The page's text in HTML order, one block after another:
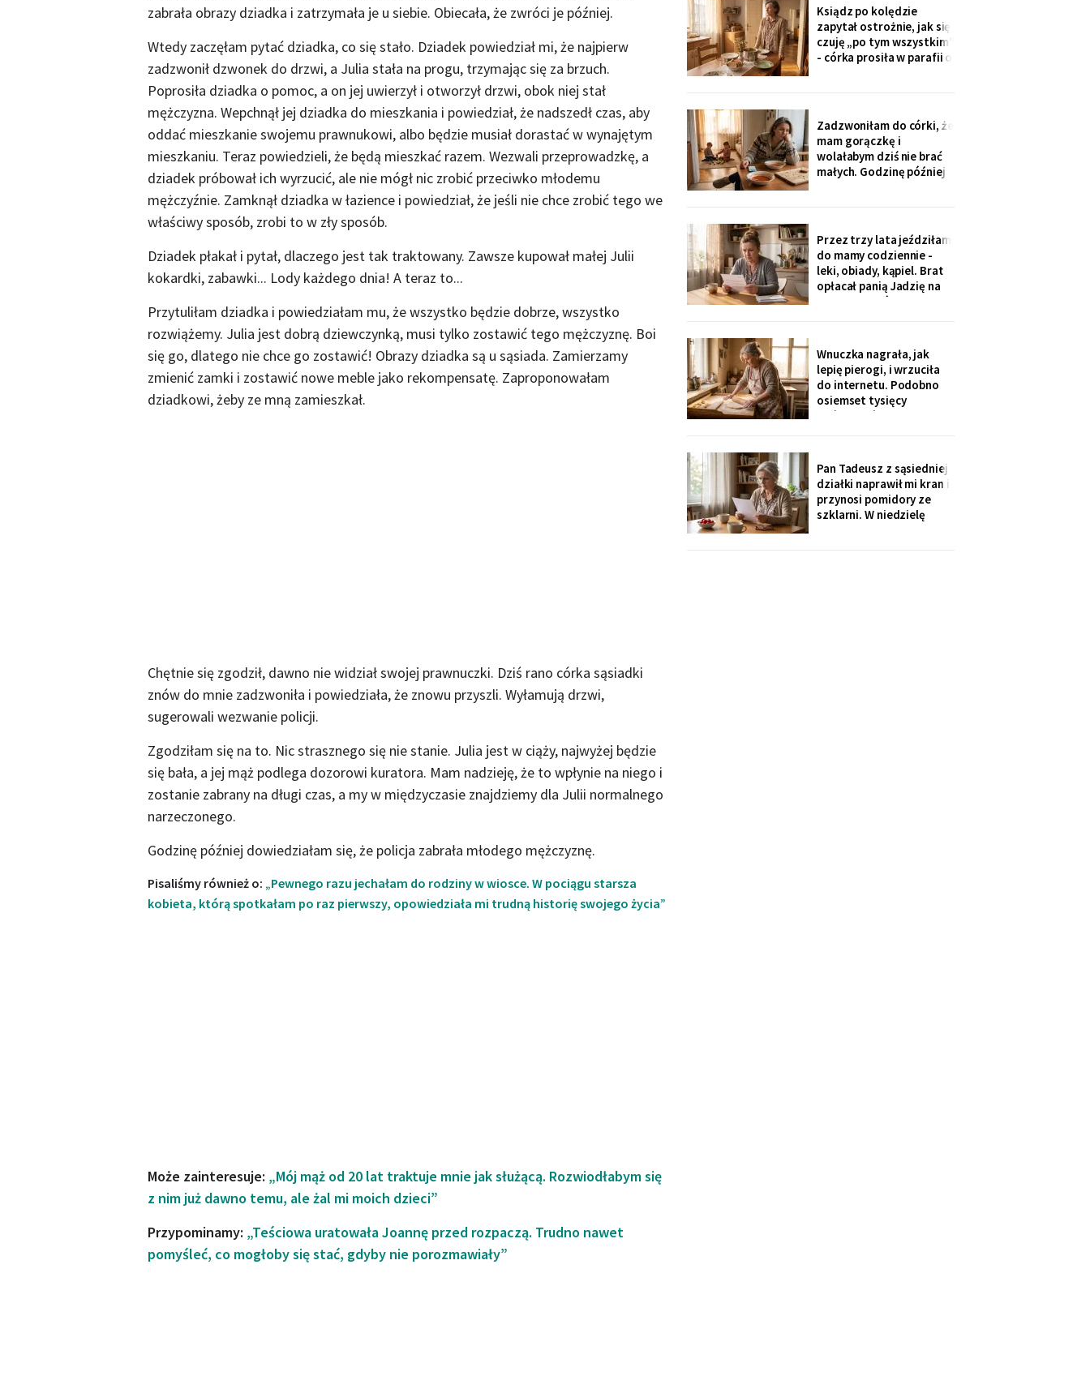
zabrała obrazy dziadka i zatrzymała je u siebie. Obiecała, że zwróci je później.
Wtedy zaczęłam pytać dziadka, co się stało. Dziadek powiedział mi, że najpierw
zadzwonił dzwonek do drzwi, a Julia stała na progu, trzymając się za brzuch.
Poprosiła dziadka o pomoc, a on jej uwierzył i otworzył drzwi, obok niej stał
mężczyzna. Wepchnął jej dziadka do mieszkania i powiedział, że nadszedł czas, aby
oddać mieszkanie swojemu prawnukowi, albo będzie musiał dorastać w wynajętym
mieszkaniu. Teraz powiedzieli, że będą mieszkać razem. Wezwali przeprowadzkę, a
dziadek próbował ich wyrzucić, ale nie mógł nic zrobić przeciwko młodemu
mężczyźnie. Zamknął dziadka w łazience i powiedział, że jeśli nie chce zrobić tego we
właściwy sposób, zrobi to w zły sposób.
Dziadek płakał i pytał, dlaczego jest tak traktowany. Zawsze kupował małej Julii
kokardki, zabawki... Lody każdego dnia! A teraz to...
Przytuliłam dziadka i powiedziałam mu, że wszystko będzie dobrze, wszystko
rozwiążemy. Julia jest dobrą dziewczynką, musi tylko zostawić tego mężczyznę. Boi
się go, dlatego nie chce go zostawić! Obrazy dziadka są u sąsiada. Zamierzamy
zmienić zamki i zostawić nowe meble jako rekompensatę. Zaproponowałam
dziadkowi, żeby ze mną zamieszkał.
Chętnie się zgodził, dawno nie widział swojej prawnuczki. Dziś rano córka sąsiadki
znów do mnie zadzwoniła i powiedziała, że znowu przyszli. Wyłamują drzwi,
sugerowali wezwanie policji.
Zgodziłam się na to. Nic strasznego się nie stanie. Julia jest w ciąży, najwyżej będzie
się bała, a jej mąż podlega dozorowi kuratora. Mam nadzieję, że to wpłynie na niego i
zostanie zabrany na długi czas, a my w międzyczasie znajdziemy dla Julii normalnego
narzeczonego.
Godzinę później dowiedziałam się, że policja zabrała młodego mężczyznę.
Pisaliśmy również o: „Pewnego razu jechałam do rodziny w wiosce. W pociągu starsza
kobieta, którą spotkałam po raz pierwszy, opowiedziała mi trudną historię swojego życia”
Może zainteresuje: „Mój mąż od 20 lat traktuje mnie jak służącą. Rozwiodłabym się
z nim już dawno temu, ale żal mi moich dzieci”
Przypominamy: „Teściowa uratowała Joannę przed rozpaczą. Trudno nawet
pomyśleć, co mogłoby się stać, gdyby nie porozmawiały”
wizycie żartuje przy
wszystkich: „u mamy
bank, a my się męczymy z
kredytem". Puszkę
Ksiądz po kolędzie
zapytał ostrożnie, jak się
czuję „po tym wszystkim"
- córka prosiła w parafii o
ja co niedzielę czekam z
obiadem. Ostatni raz
przyszli we wrześniu.
Zadzwoniłam do córki, że
mam gorączkę i
wolałabym dziś nie brać
małych. Godzinę później
przyszedł SMS: „Podasz
im obiad? Wrócimy
głodni".
Przez trzy lata jeździłam
do mamy codziennie -
leki, obiady, kąpiel. Brat
opłacał panią Jadzię na
kilka poranków w
rozliczenie: „twoja
połowa za opiekunkę,
osiem tysięcy. Mama by
tak chciała".
Wnuczka nagrała, jak
lepię pierogi, i wrzuciła
do internetu. Podobno
osiemset tysięcy
wyświetleń - ludzie z
babcie. Córka obejrzała
dwa razy i powiedziała
tylko: „Mamo, mogłaś
chociaż zdjąć ten stary
fartuch".
Pan Tadeusz z sąsiedniej
działki naprawił mi kran i
przynosi pomidory ze
szklarni. W niedzielę